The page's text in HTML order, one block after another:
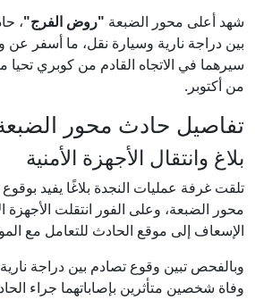
شهد أعلى محور الضبعة "روض الفرج"،
بين دراجة نارية وسيارة نقل، ما أسفر عن
سيرهما في الاتجاه القادم من كوبري
من أكتوبر.
تفاصيل حادث محور
بلاغ وانتقال الأجهزة الأمنية
تلقت غرفة عمليات النجدة بلاغًا يفيد
محور الضبعة، وعلى الفور انتقلت الأجهزة
الإسعاف إلى موقع الحادث للتعامل مع
وبالفحص تبين وقوع تصادم بين دراجة
وفاة شخصين متأثرين بإصاباتهما جراء